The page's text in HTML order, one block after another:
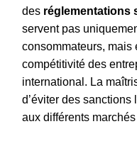
des réglementations
servent pas
consommateurs, mais
compétitivité des
international. La
d’éviter des sanctions
aux différents